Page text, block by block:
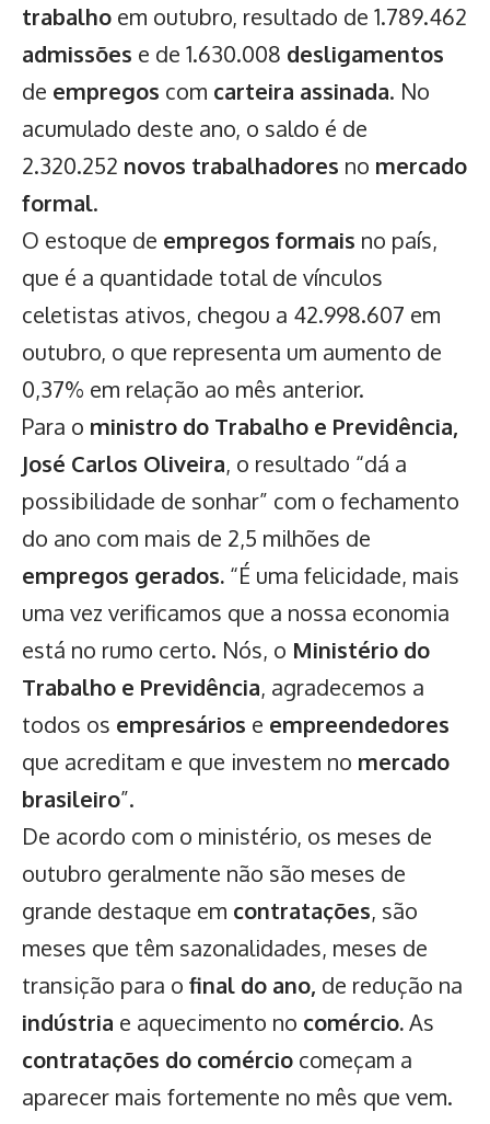
trabalho em outubro, resultado de 1.789.462
admissões e de 1.630.008 desligamentos
de empregos com carteira assinada. No
acumulado deste ano, o saldo é de
2.320.252 novos trabalhadores no mercado
formal.
O estoque de empregos formais no país,
que é a quantidade total de vínculos
celetistas ativos, chegou a 42.998.607 em
outubro, o que representa um aumento de
0,37% em relação ao mês anterior.
Para o ministro do Trabalho e Previdência,
José Carlos Oliveira, o resultado “dá a
possibilidade de sonhar” com o fechamento
do ano com mais de 2,5 milhões de
empregos gerados. “É uma felicidade, mais
uma vez verificamos que a nossa economia
está no rumo certo. Nós, o Ministério do
Trabalho e Previdência, agradecemos a
todos os empresários e empreendedores
que acreditam e que investem no mercado
brasileiro”.
De acordo com o ministério, os meses de
outubro geralmente não são meses de
grande destaque em contratações, são
meses que têm sazonalidades, meses de
transição para o final do ano, de redução na
indústria e aquecimento no comércio.As
contratações do comércio começam a
aparecer mais fortemente no mês que vem.